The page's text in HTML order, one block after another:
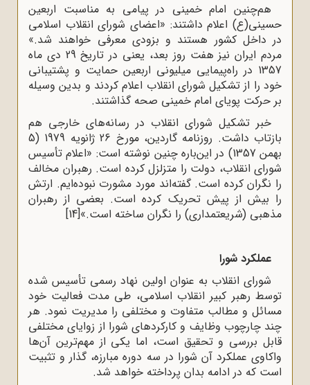
هم‌چنین امام خمینى در پیامى به مناسبت اربعین
حسینى(ع) اعلام داشتند: «اعضاى شوراى انقلاب اسلامى
در داخل کشور هستند و بزودى معرفى خواهند شد.»
مردم ایران نیز هفت روز بعد، یعنى در تاریخ 29 دى ماه
1357 در راه‌پیمایى میلیونى اربعین حمایت و پشتیبانى
خود را از تشکیل شوراى انقلاب اعلام کردند و بدین وسیله
بر حرکت پویاى امام خمینى صحه گذاشتند.
خبر تشکیل شورای انقلاب در رسانه‌های خارجی هم
بازتاب داشت. روزنامه‌ گاردین، مورخ 26 ژانویه 1979 (5
بهمن 1357) در این‌باره چنین نوشته است: «اعلام تأسیس
شوراى انقلاب، دولت را متزلزل کرده است. رهبران مخالف
را نگران کرده است. گفته‌اند مورد مشورت نبوده‌ایم. ارتش
را بیش از پیش تحریک کرده است. بعضى از رهبران
مذهبى (شریعتمدارى) را نگران ساخته است.»[14]
عملکرد شورا
شورای انقلاب به عنوان اولین نهاد رسمی تأسیس شده
توسط رهبر کبیر انقلاب اسلامی، طی مدت فعالیت‌ خود
مسائل و مطالب متفاوت و مختلفی را مدیریت نمود. هر
چند چارچوب وظایف و کارکردهای شورا از زوایای مختلفی
قابل بررسی و تحقیق است، اما یکی از مهم‌ترین آن‌ها
واکاوی عملکرد آن شورا در سه دوره مبارزه، گذار و تثبیت
است که در ادامه بدان پرداخته خواهد شد.